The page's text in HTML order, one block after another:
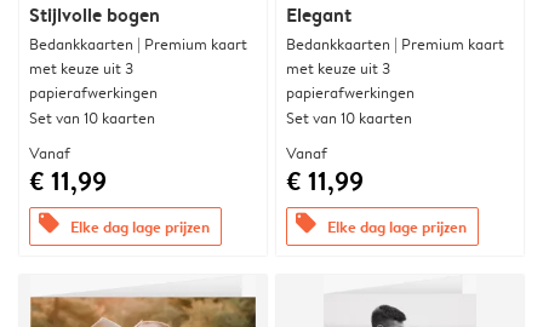
Stijlvolle bogen
Bedankkaarten | Premium kaart
met keuze uit 3
papierafwerkingen
Set van 10 kaarten
Vanaf
€ 11,99
offers Elke dag lage prijzen
Elegant
Bedankkaarten | Premium kaart
met keuze uit 3
papierafwerkingen
Set van 10 kaarten
Vanaf
€ 11,99
offers Elke dag lage prijzen